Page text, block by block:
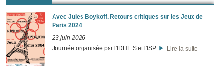
Avec Jules Boykoff. Retours critiques sur les Jeux de
Paris 2024
23 juin 2026
Journée organisée par l'IDHE.S et l'ISP.
Lire la suite